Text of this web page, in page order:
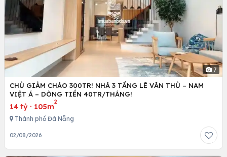
7
CHỦ GIẢM CHÀO 300TR! NHÀ 3 TẦNG LÊ VĂN THỦ – NAM
VIỆT Á – DÒNG TIỀN 40TR/THÁNG!
14 tỷ · 105m
2
Thành phố Đà Nẵng
02/08/2026